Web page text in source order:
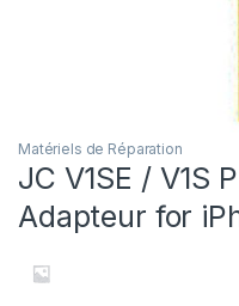
Matériels de Réparation
JC V1SE / V1S
Adapteur for